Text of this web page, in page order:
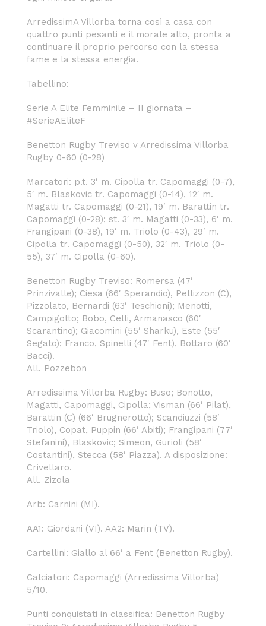
ArredissimA Villorba torna così a casa con
quattro punti pesanti e il morale alto, pronta a
continuare il proprio percorso con la stessa
fame e la stessa energia.
Tabellino:
Serie A Elite Femminile – II giornata –
#SerieAEliteF
Benetton Rugby Treviso v Arredissima Villorba
Rugby 0-60 (0-28)
Marcatori: p.t. 3′ m. Cipolla tr. Capomaggi (0-7),
5′ m. Blaskovic tr. Capomaggi (0-14), 12′ m.
Magatti tr. Capomaggi (0-21), 19′ m. Barattin tr.
Capomaggi (0-28); st. 3′ m. Magatti (0-33), 6′ m.
Frangipani (0-38), 19′ m. Triolo (0-43), 29′ m.
Cipolla tr. Capomaggi (0-50), 32′ m. Triolo (0-
55), 37′ m. Cipolla (0-60).
Benetton Rugby Treviso: Romersa (47′
Prinzivalle); Ciesa (66′ Sperandio), Pellizzon (C),
Pizzolato, Bernardi (63′ Teschioni); Menotti,
Campigotto; Bobo, Celli, Armanasco (60′
Scarantino); Giacomini (55′ Sharku), Este (55′
Segato); Franco, Spinelli (47′ Fent), Bottaro (60′
Bacci).
All. Pozzebon
Arredissima Villorba Rugby: Buso; Bonotto,
Magatti, Capomaggi, Cipolla; Visman (66′ Pilat),
Barattin (C) (66′ Brugnerotto); Scandiuzzi (58′
Triolo), Copat, Puppin (66′ Abiti); Frangipani (77′
Stefanini), Blaskovic; Simeon, Gurioli (58′
Costantini), Stecca (58′ Piazza). A disposizione:
Crivellaro.
All. Zizola
Arb: Carnini (MI).
AA1: Giordani (VI). AA2: Marin (TV).
Cartellini: Giallo al 66′ a Fent (Benetton Rugby).
Calciatori: Capomaggi (Arredissima Villorba)
5/10.
Punti conquistati in classifica: Benetton Rugby